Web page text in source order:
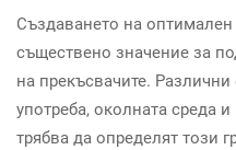
Създаването на
съществено значение за
на прекъсвачите.
употреба, околната среда
трябва да определят този